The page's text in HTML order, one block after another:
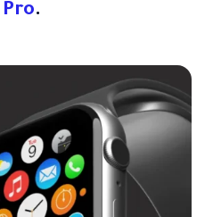
Pro.